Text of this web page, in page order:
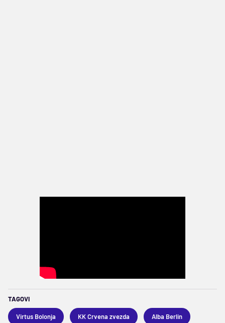
TAGOVI
Virtus Bolonja KK Crvena zvezda Alba Berlin